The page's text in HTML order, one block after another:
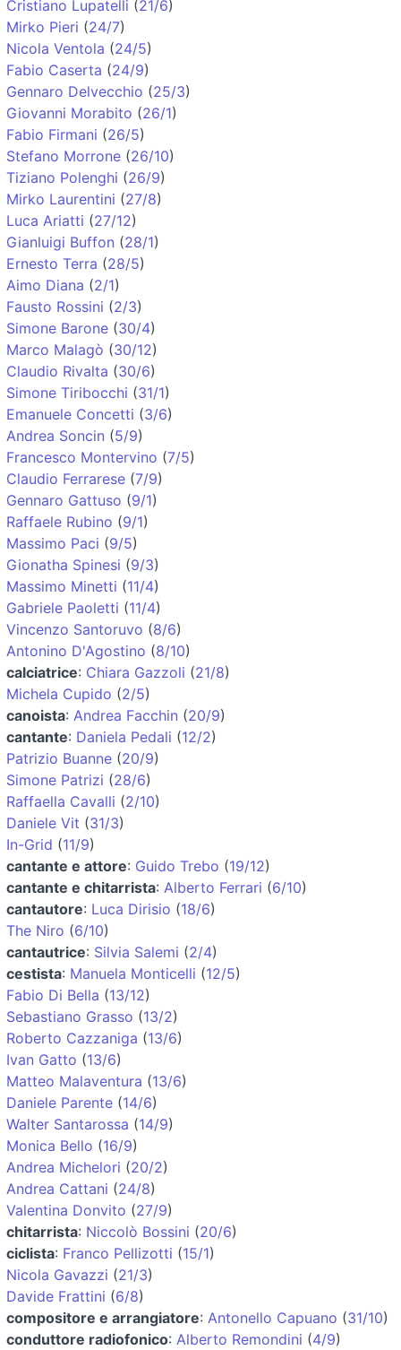
Cristiano Lupatelli (21/6)
Mirko Pieri (24/7)
Nicola Ventola (24/5)
Fabio Caserta (24/9)
Gennaro Delvecchio (25/3)
Giovanni Morabito (26/1)
Fabio Firmani (26/5)
Stefano Morrone (26/10)
Tiziano Polenghi (26/9)
Mirko Laurentini (27/8)
Luca Ariatti (27/12)
Gianluigi Buffon (28/1)
Ernesto Terra (28/5)
Aimo Diana (2/1)
Fausto Rossini (2/3)
Simone Barone (30/4)
Marco Malagò (30/12)
Claudio Rivalta (30/6)
Simone Tiribocchi (31/1)
Emanuele Concetti (3/6)
Andrea Soncin (5/9)
Francesco Montervino (7/5)
Claudio Ferrarese (7/9)
Gennaro Gattuso (9/1)
Raffaele Rubino (9/1)
Massimo Paci (9/5)
Gionatha Spinesi (9/3)
Massimo Minetti (11/4)
Gabriele Paoletti (11/4)
Vincenzo Santoruvo (8/6)
Antonino D'Agostino (8/10)
calciatrice: Chiara Gazzoli (21/8)
Michela Cupido (2/5)
canoista: Andrea Facchin (20/9)
cantante: Daniela Pedali (12/2)
Patrizio Buanne (20/9)
Simone Patrizi (28/6)
Raffaella Cavalli (2/10)
Daniele Vit (31/3)
In-Grid (11/9)
cantante e attore: Guido Trebo (19/12)
cantante e chitarrista: Alberto Ferrari (6/10)
cantautore: Luca Dirisio (18/6)
The Niro (6/10)
cantautrice: Silvia Salemi (2/4)
cestista: Manuela Monticelli (12/5)
Fabio Di Bella (13/12)
Sebastiano Grasso (13/2)
Roberto Cazzaniga (13/6)
Ivan Gatto (13/6)
Matteo Malaventura (13/6)
Daniele Parente (14/6)
Walter Santarossa (14/9)
Monica Bello (16/9)
Andrea Michelori (20/2)
Andrea Cattani (24/8)
Valentina Donvito (27/9)
chitarrista: Niccolò Bossini (20/6)
ciclista: Franco Pellizotti (15/1)
Nicola Gavazzi (21/3)
Davide Frattini (6/8)
compositore e arrangiatore: Antonello Capuano (31/10)
conduttore radiofonico: Alberto Remondini (4/9)